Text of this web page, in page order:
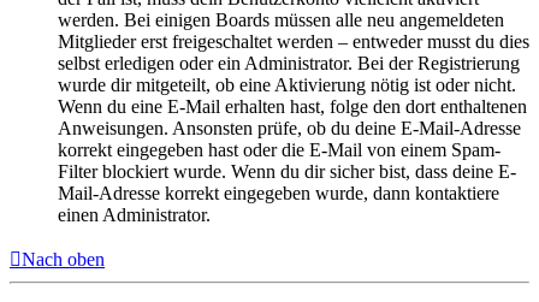
werden. Bei einigen Boards müssen alle neu angemeldeten
Mitglieder erst freigeschaltet werden – entweder musst du dies
selbst erledigen oder ein Administrator. Bei der Registrierung
wurde dir mitgeteilt, ob eine Aktivierung nötig ist oder nicht.
Wenn du eine E-Mail erhalten hast, folge den dort enthaltenen
Anweisungen. Ansonsten prüfe, ob du deine E-Mail-Adresse
korrekt eingegeben hast oder die E-Mail von einem Spam-
Filter blockiert wurde. Wenn du dir sicher bist, dass deine E-
Mail-Adresse korrekt eingegeben wurde, dann kontaktiere
einen Administrator.
Nach oben